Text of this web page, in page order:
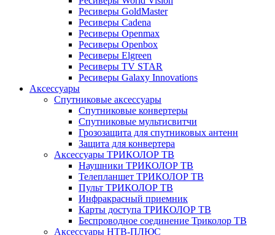
Ресиверы GoldMaster
Ресиверы Cadena
Ресиверы Openmax
Ресиверы Openbox
Ресиверы Elgreen
Ресиверы TV STAR
Ресиверы Galaxy Innovations
Аксессуары
Спутниковые аксессуары
Спутниковые конвертеры
Спутниковые мультисвитчи
Грозозащита для спутниковых антенн
Защита для конвертера
Аксессуары ТРИКОЛОР ТВ
Наушники ТРИКОЛОР ТВ
Телепланшет ТРИКОЛОР ТВ
Пульт ТРИКОЛОР ТВ
Инфракрасный приемник
Карты доступа ТРИКОЛОР ТВ
Беспроводное соединение Триколор ТВ
Аксессуары НТВ-ПЛЮС